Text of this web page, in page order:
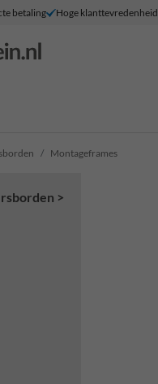
betaling Hoge klanttevredenheid
Montageframes
>